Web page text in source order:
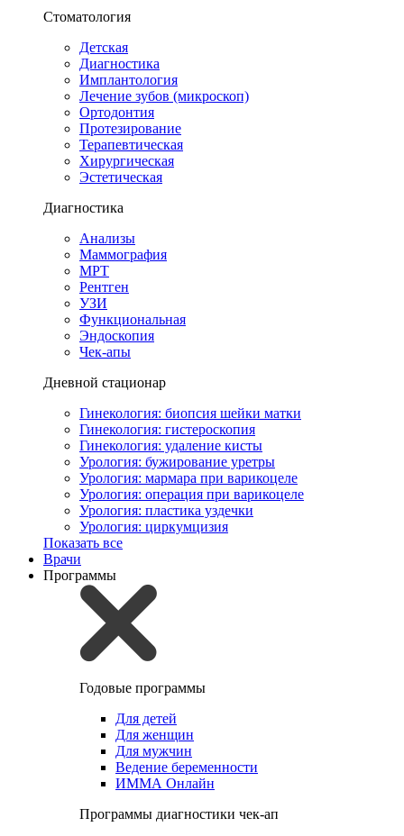
Стоматология
Детская
Диагностика
Имплантология
Лечение зубов (микроскоп)
Ортодонтия
Протезирование
Терапевтическая
Хирургическая
Эстетическая
Диагностика
Анализы
Маммография
МРТ
Рентген
УЗИ
Функциональная
Эндоскопия
Чек-апы
Дневной стационар
Гинекология: биопсия шейки матки
Гинекология: гистероскопия
Гинекология: удаление кисты
Урология: бужирование уретры
Урология: мармара при варикоцеле
Урология: операция при варикоцеле
Урология: пластика уздечки
Урология: циркумцизия
Показать все
Врачи
Программы
Годовые программы
Для детей
Для женщин
Для мужчин
Ведение беременности
ИММА Онлайн
Программы диагностики чек-ап